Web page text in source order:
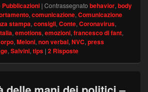
| Contrassegnato behavior, body
, comunicazione, Comunicazione
stampa, consigli, Conte, Coronavirus,
, emotions, emozioni, francesco di fant,
, Meloni, non verbal, NVC, press
, Salvini, tips | 2 Risposte